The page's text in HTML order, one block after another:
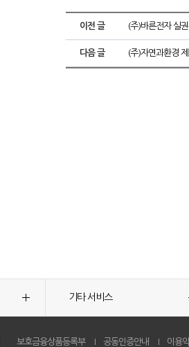
이전 글 (주)바른전자 실
다음 글 (주)자연과환경
기타 서비스
보호금융상품등록부 공동인증안내 이용